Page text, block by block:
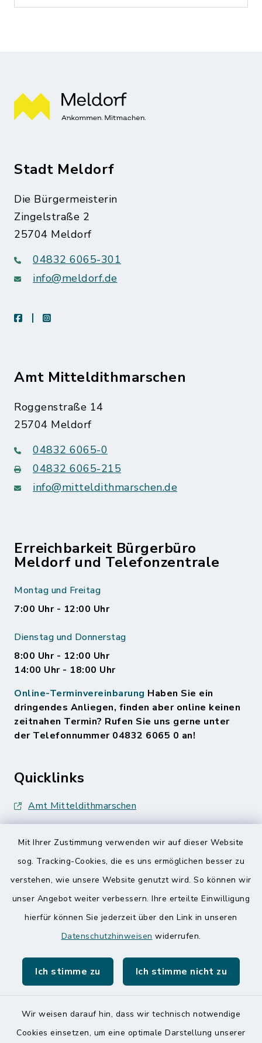
Mit Ihrer Zustimmung verwenden wir auf dieser Website
sog. Tracking-Cookies, die es uns ermöglichen besser zu
verstehen, wie unsere Website genutzt wird. So können wir
unser Angebot weiter verbessern. Ihre erteilte Einwilligung
hierfür können Sie jederzeit über den Link in unseren
Datenschutzhinweisen widerrufen.
Ich stimme zu Ich stimme nicht zu
Wir weisen darauf hin, dass wir technisch notwendige
Cookies einsetzen, um eine optimale Darstellung unserer
Stadt Meldorf
Die Bürgermeisterin
Zingelstraße 2
25704 Meldorf
04832 6065-301
info@meldorf.de
facebookinstagram
Amt Mitteldithmarschen
Roggenstraße 14
25704 Meldorf
04832 6065-0
04832 6065-215
info@mitteldithmarschen.de
Erreichbarkeit Bürgerbüro
Meldorf und Telefonzentrale
Montag und Freitag
7:00 Uhr - 12:00 Uhr
Dienstag und Donnerstag
8:00 Uhr - 12:00 Uhr
14:00 Uhr - 18:00 Uhr
Online-Terminvereinbarung Haben Sie ein
dringendes Anliegen, finden aber online keinen
zeitnahen Termin? Rufen Sie uns gerne unter
der Telefonnummer 04832 6065 0 an!
Quicklinks
Amt Mitteldithmarschen
Nationalpark Wattenmeer
Kontakt
Barrierefreiheit
Impressum